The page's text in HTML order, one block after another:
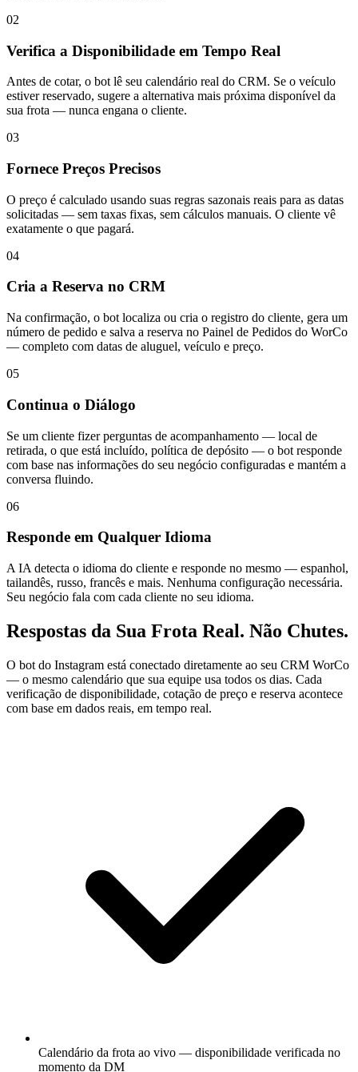
02
Verifica a Disponibilidade em Tempo Real
Antes de cotar, o bot lê seu calendário real do CRM. Se o veículo
estiver reservado, sugere a alternativa mais próxima disponível da
sua frota — nunca engana o cliente.
03
Fornece Preços Precisos
O preço é calculado usando suas regras sazonais reais para as datas
solicitadas — sem taxas fixas, sem cálculos manuais. O cliente vê
exatamente o que pagará.
04
Cria a Reserva no CRM
Na confirmação, o bot localiza ou cria o registro do cliente, gera um
número de pedido e salva a reserva no Painel de Pedidos do WorCo
— completo com datas de aluguel, veículo e preço.
05
Continua o Diálogo
Se um cliente fizer perguntas de acompanhamento — local de
retirada, o que está incluído, política de depósito — o bot responde
com base nas informações do seu negócio configuradas e mantém a
conversa fluindo.
06
Responde em Qualquer Idioma
A IA detecta o idioma do cliente e responde no mesmo — espanhol,
tailandês, russo, francês e mais. Nenhuma configuração necessária.
Seu negócio fala com cada cliente no seu idioma.
Respostas da Sua Frota Real. Não Chutes.
O bot do Instagram está conectado diretamente ao seu CRM WorCo
— o mesmo calendário que sua equipe usa todos os dias. Cada
verificação de disponibilidade, cotação de preço e reserva acontece
com base em dados reais, em tempo real.
Calendário da frota ao vivo — disponibilidade verificada no
momento da DM